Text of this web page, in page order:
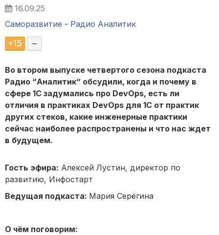
16.09.25
Саморазвитие - Радио Аналитик
+15 –
Во втором выпуске четвертого сезона подкаста
Радио “Аналитик“ обсудили, когда и почему в
сфере 1С задумались про DevOps, есть ли
отличия в практиках DevOps для 1С от практик
других стеков, какие инженерные практики
сейчас наиболее распространены и что нас ждет
в будущем.
Гость эфира: Алексей Лустин, директор по
развитию, Инфостарт
Ведущая подкаста: Мария Серёгина
О чём поговорим: